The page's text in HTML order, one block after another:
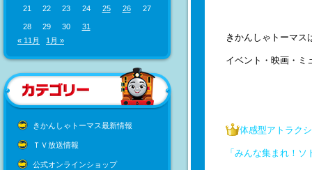
21 22 23 24 25 26 27
28 29 30
31
« 11月
1月 »
きかんしゃトーマス最新情報
ＴＶ放送情報
公式オンラインショップ
きかんしゃトーマス
イベント・映画・
体感型アトラク
「みんな集まれ！